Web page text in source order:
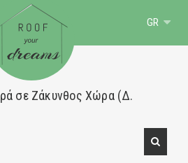
GR
σε Ζάκυνθος Χώρα (Δ.